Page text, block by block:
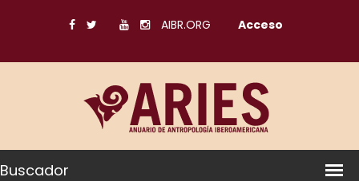
AIBR.ORG Acceso
Buscador